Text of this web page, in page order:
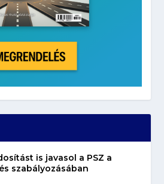
is javasol a PSZ a
szabályozásában